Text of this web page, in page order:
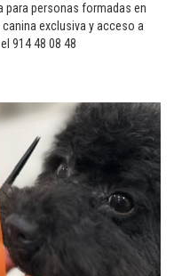
para personas formadas en
exclusiva y acceso a
914 48 08 48